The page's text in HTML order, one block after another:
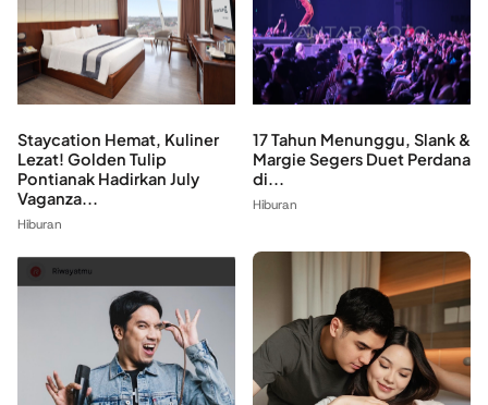
Staycation Hemat, Kuliner
Lezat! Golden Tulip
Pontianak Hadirkan July
Vaganza...
Hiburan
17 Tahun Menunggu, Slank &
Margie Segers Duet Perdana
di...
Hiburan